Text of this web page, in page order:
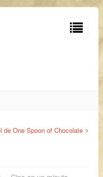
de One Spoon of Chocolate